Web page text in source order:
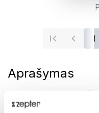
1
Aprašymas
„MyIon“ – tai
grynintuvas, kuriame